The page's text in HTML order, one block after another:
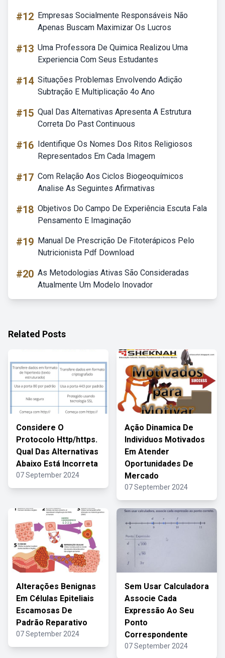
#12 Empresas Socialmente Responsáveis Não
Apenas Buscam Maximizar Os Lucros
#13 Uma Professora De Quimica Realizou Uma
Experiencia Com Seus Estudantes
#14 Situações Problemas Envolvendo Adição
Subtração E Multiplicação 4o Ano
#15 Qual Das Alternativas Apresenta A Estrutura
Correta Do Past Continuous
#16 Identifique Os Nomes Dos Ritos Religiosos
Representados Em Cada Imagem
#17 Com Relação Aos Ciclos Biogeoquímicos
Analise As Seguintes Afirmativas
#18 Objetivos Do Campo De Experiência Escuta Fala
Pensamento E Imaginação
#19 Manual De Prescrição De Fitoterápicos Pelo
Nutricionista Pdf Download
#20 As Metodologias Ativas São Consideradas
Atualmente Um Modelo Inovador
Related Posts
Considere O
Protocolo Http/https.
Qual Das Alternativas
Abaixo Está Incorreta
07 September 2024
Ação Dinamica De
Individuos Motivados
Em Atender
Oportunidades De
Mercado
07 September 2024
Alterações Benignas
Em Células Epiteliais
Escamosas De
Padrão Reparativo
07 September 2024
Sem Usar Calculadora
Associe Cada
Expressão Ao Seu
Ponto
Correspondente
07 September 2024